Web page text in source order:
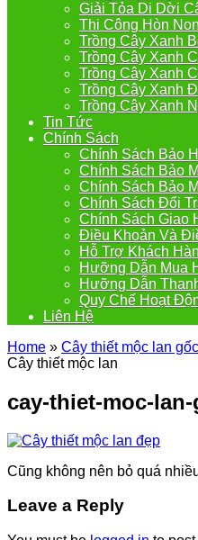
Giải Tỏa Di Dời
Thi Công Hòn
Trồng Cây Xanh
Trồng Cây Xanh
Trồng Cây Xanh
Trồng Cây Xanh
Trồng Cây Xanh
Tin Tức
Chính Sách
Chính Sách Bảo
Chính Sách Bảo
Chính Sách Bảo
Chính Sách Đổi
Chính Sách Giao
Điều Khoản Và
Hỗ Trợ Khách
Hưỡng Dẫn Mua
Hưỡng Dẫn
Quy Chế Hoạt
Liên Hệ
Home » Cây thiết mộc lan gốc
Cây thiết mộc lan
cay-thiet-moc-lan-
Cũng không nên bỏ quá
Leave a Reply